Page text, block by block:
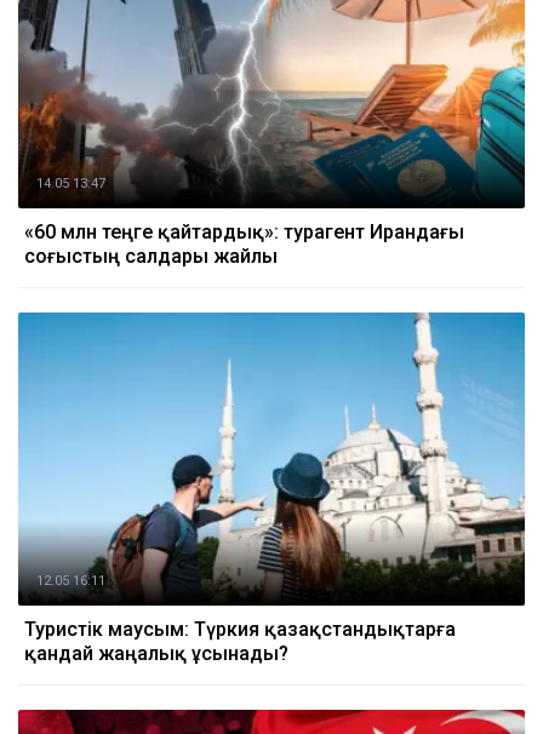
14.05 13:47
«60 млн теңге қайтардық»: турагент Ирандағы
соғыстың салдары жайлы
12.05 16:11
Туристік маусым: Түркия қазақстандықтарға
қандай жаңалық ұсынады?